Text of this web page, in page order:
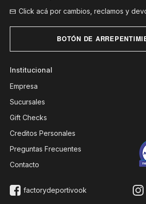
Institucional
Empresa
Sucursales
Gift Checks
Creditos Personales
Preguntas Frecuentes
Contacto
Click acá por cambios, reclamos y
BOTÓN DE
factorydeportivook